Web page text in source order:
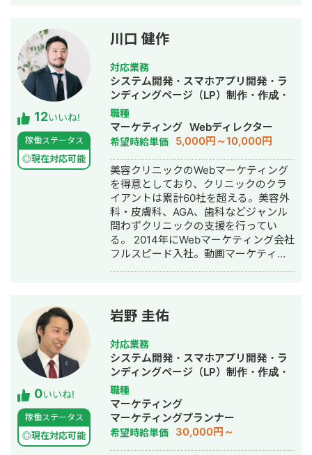
ンス名鑑、マッチングアプリのフェリ
恋、年収チャンネルの転職者と企業の
マッチングサービスである年収スカウ
トなど数十のサービスを1人でサクっと
開発。近年はChatGPTを用いたチャッ
トボットやパワポスライド自動生成シ
ステム等、AIを活用したシステムも多
数開発している。 チームを組んで複数
人で開発すると品質が落ちやすいた
め、要件定義からプログラミング含め
自身1人で全て完結することにより、１
つ１つのシステムの品質にこだわって
開発する方針をとっている。開発速度
も早く、品質の良いサービスを最速か
つ他より安い価格で開発できる。 得意
領域はAI開発・Web開発・スマホアプ
リ・社内システムなどITシステム全般
の開発。 インタビュー記事はこちら
12いいね!
稼働ステータス
◎現在対応可能
川口 健作
対応業務
システム開発・スマホアプリ開発・ラ
ンディングページ（LP）制作・作成・
Youtubeチャンネル運営代行・立ち上
げ・ECサイト構築・ネットショップ作
成代行・SEO対策・新規事業立上・
SNS運用代行・記事作成代行・ライテ
ィング・ホームページ制作・作成・バ
ナー制作・デザイン・ロゴデザイン・
作成・リスティング広告運用代行・オ
ウンドメディア制作・構築・運用代
行・動画制作・動画編集・営業代行
職種
マーケティング Webディレクター
希望時給単価 5,000円～10,000円
美容クリニックのWebマーケティング
を得意としており、クリニックのクラ
イアントは累計60社を超える。美容外
科・皮膚科、AGA、歯科などジャンル
問わずクリニックの支援を行ってい
る。 2014年にWebマーケティング会社
フルスピード入社。動画マーケティン
独立。 独立後はフリーランスとなり、
フロントエンドエンジニア兼総合Web
マーケターとして活動。現在はWebコ
ンサルティング会社を創設し、法人と
してStockSunに参画。
0いいね!
稼働ステータス
◎現在対応可能
岩野 圭佑
対応業務
システム開発・スマホアプリ開発・ラ
ンディングページ（LP）制作・作成・
Youtubeチャンネル運営代行・立ち上
げ・ECサイト構築・ネットショップ作
成代行・SEO対策・新規事業立上・
SNS運用代行・ホームページ制作・作
成・リスティング広告運用代行・動画
職種
マーケティング
マーケティングプランナー
希望時給単価 30,000円～